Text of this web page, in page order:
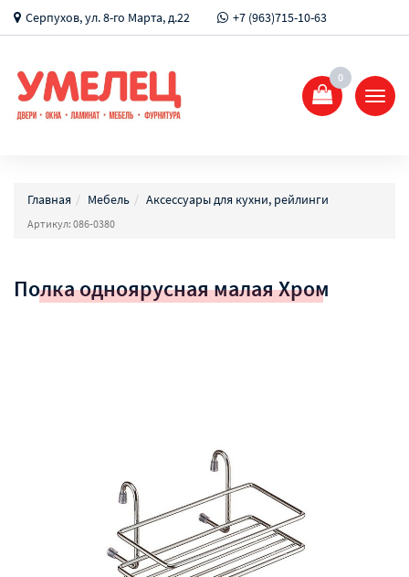
Серпухов, ул. 8-го Марта, д.22 +7 (963)715-10-63
0
Главная Мебель Аксессуары для кухни, рейлинги
Артикул: 086-0380
Полка одноярусная малая Хром